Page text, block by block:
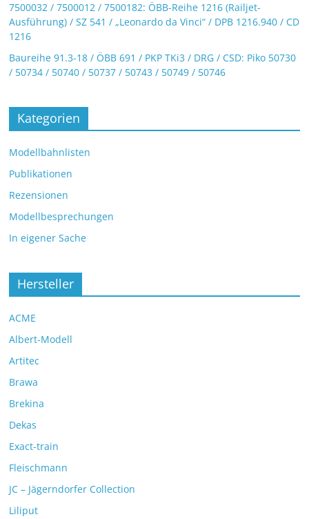
7500032 / 7500012 / 7500182: ÖBB-Reihe 1216 (Railjet-
Ausführung) / SZ 541 / „Leonardo da Vinci“ / DPB 1216.940 / CD
1216
Baureihe 91.3-18 / ÖBB 691 / PKP TKi3 / DRG / CSD: Piko 50730
/ 50734 / 50740 / 50737 / 50743 / 50749 / 50746
Kategorien
Modellbahnlisten
Publikationen
Rezensionen
Modellbesprechungen
In eigener Sache
Hersteller
ACME
Albert-Modell
Artitec
Brawa
Brekina
Dekas
Exact-train
Fleischmann
JC – Jägerndorfer Collection
Liliput